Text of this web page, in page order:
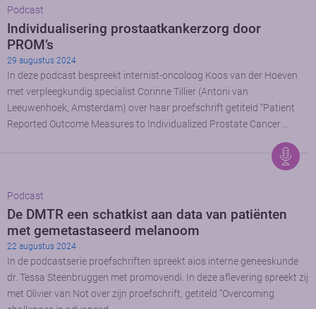
Podcast
Individualisering prostaatkankerzorg door
PROM’s
29 augustus 2024
In deze podcast bespreekt internist-oncoloog Koos van der Hoeven
met verpleegkundig specialist Corinne Tillier (Antoni van
Leeuwenhoek, Amsterdam) over haar proefschrift getiteld “Patient
Reported Outcome Measures to Individualized Prostate Cancer …
Podcast
De DMTR een schatkist aan data van patiënten
met gemetastaseerd melanoom
22 augustus 2024
In de podcastserie proefschriften spreekt aios interne geneeskunde
dr. Tessa Steenbruggen met promovendi. In deze aflevering spreekt zij
met Olivier van Not over zijn proefschrift, getiteld “Overcoming